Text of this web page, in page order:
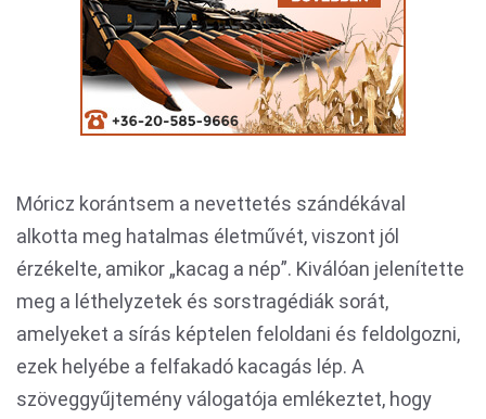
Móricz korántsem a nevettetés szándékával
alkotta meg hatalmas életművét, viszont jól
érzékelte, amikor „kacag a nép”. Kiválóan jelenítette
meg a léthelyzetek és sorstragédiák sorát,
amelyeket a sírás képtelen feloldani és feldolgozni,
ezek helyébe a felfakadó kacagás lép. A
szöveggyűjtemény válogatója emlékeztet, hogy